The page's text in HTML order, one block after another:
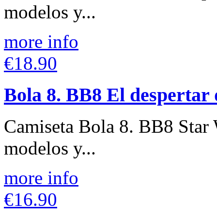
modelos y...
more info
€18.90
Bola 8. BB8 El despertar
Camiseta Bola 8. BB8
modelos y...
more info
€16.90